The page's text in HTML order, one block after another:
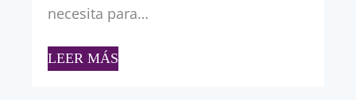
necesita para…
LEER MÁS